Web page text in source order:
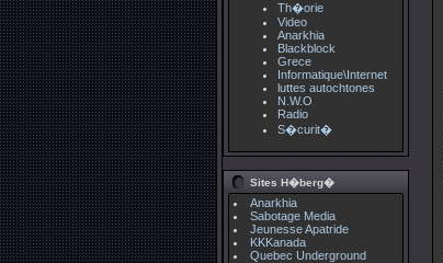
Th�orie
Video
Anarkhia
Blackblock
Grece
Informatique\Internet
luttes autochtones
N.W.O
Radio
S�curit�
Sites H�berg�
Anarkhia
Sabotage Media
Jeunesse Apatride
KKKanada
Quebec Underground